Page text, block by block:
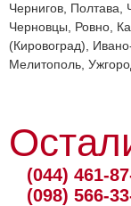
Чернигов,
Черновцы, Ровно,
(Кировоград),
Мелитополь,
(044) 461-
(098) 566-